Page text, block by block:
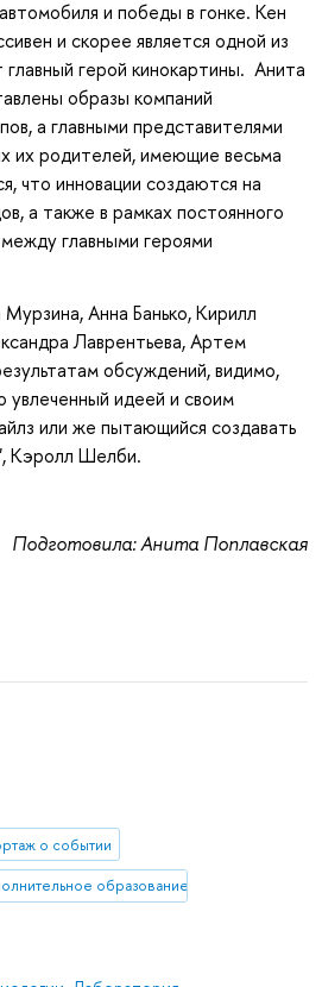
и победы в гонке. Кен
и скорее является одной из
герой кинокартины. Анита
образы компаний
а главными представителями
их родителей, имеющие весьма
что инновации создаются на
а также в рамках постоянного
главными героями
Анна Банько, Кирилл
Лаврентьева, Артем
обсуждений, видимо,
увлеченный идеей и своим
или же пытающийся создавать
Кэролл Шелби.
Подготовила: Анита Поплавская
о событии
образование